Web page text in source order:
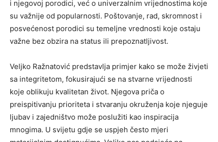
i njegovoj porodici, već o univerzalnim vrijednostima koje
su važnije od popularnosti. Poštovanje, rad, skromnost i
posvećenost porodici su temeljne vrednosti koje ostaju
važne bez obzira na status ili prepoznatljivost.
Veljko Ražnatović predstavlja primjer kako se može živjeti
sa integritetom, fokusirajući se na stvarne vrijednosti
koje oblikuju kvalitetan život. Njegova priča o
preispitivanju prioriteta i stvaranju okruženja koje njeguje
ljubav i zajedništvo može poslužiti kao inspiracija
mnogima. U svijetu gdje se uspjeh često mjeri